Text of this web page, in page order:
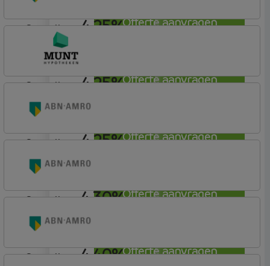
Offerte aanvragen
4,25%
Offerte aanvragen
aflosvrij
4,25%
Offerte aanvragen
ABN AMRO Bank
Woning (Incl. Korting)
aflosvrij
4,25%
Offerte aanvragen
aflosvrij
4,30%
Offerte aanvragen
Woning (Incl. Korting)
aflosvrij
4,40%
Woning
aflosvrij